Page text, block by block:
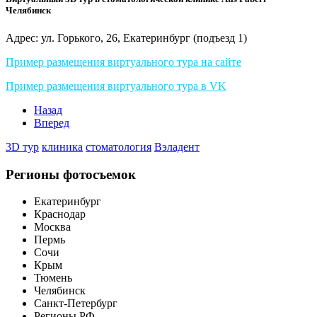
Челябинск
Адрес: ул. Горького, 26, Екатеринбург (подъезд 1)
Пример размещения виртуального тура на сайте
Пример размещения виртуального тура в VK
Назад
Вперед
3D тур клиника стоматология Вэладент
Регионы фотосъемок
Екатеринбург
Краснодар
Москва
Пермь
Сочи
Крым
Тюмень
Челябинск
Санкт-Петербург